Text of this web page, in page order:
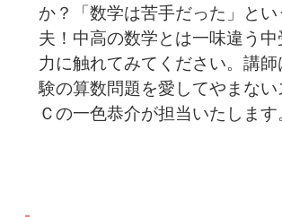
か？「数学は苦手だった」と
夫！中高の数学とは一味違う
力に触れてみてください。講
験の算数問題を愛してやまない
Ｃの一色恭介が担当いたします